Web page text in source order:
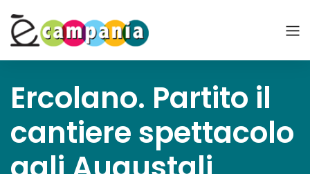
Ercolano. Partito il
cantiere spettacolo